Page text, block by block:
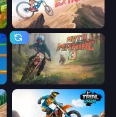
Cycle Extreme
Moto Maniac 3